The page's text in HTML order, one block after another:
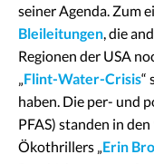
seiner Agenda. Zum
Bleileitungen, die
Regionen der USA
„Flint-Water-Crisis“
haben. Die per- und
PFAS) standen in
Ökothrillers „Erin